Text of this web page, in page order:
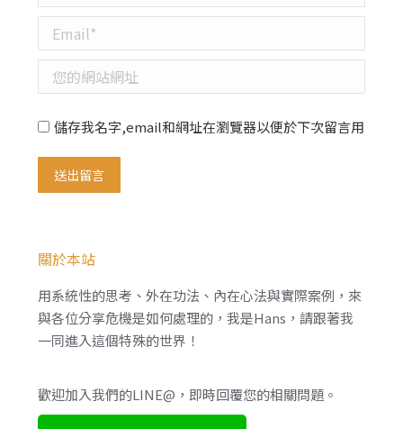
Email *
您的網站網址
儲存我名字,email和網址在瀏覽器以便於下次留言用
送出留言
關於本站
用系統性的思考、外在功法、內在心法與實際案例，來
與各位分享危機是如何處理的，我是Hans，請跟著我
一同進入這個特殊的世界！
歡迎加入我們的LINE@，即時回覆您的相關問題。